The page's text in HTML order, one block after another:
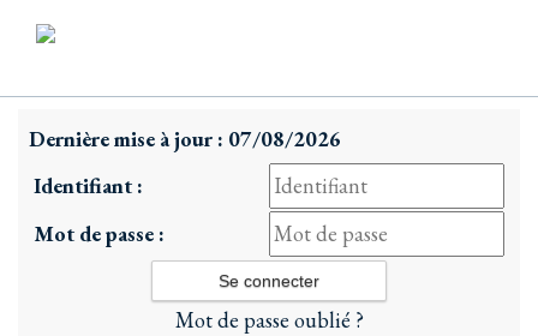
Dernière mise à jour : 07/08/2026
Identifiant :
Mot de passe :
Mot de passe oublié ?